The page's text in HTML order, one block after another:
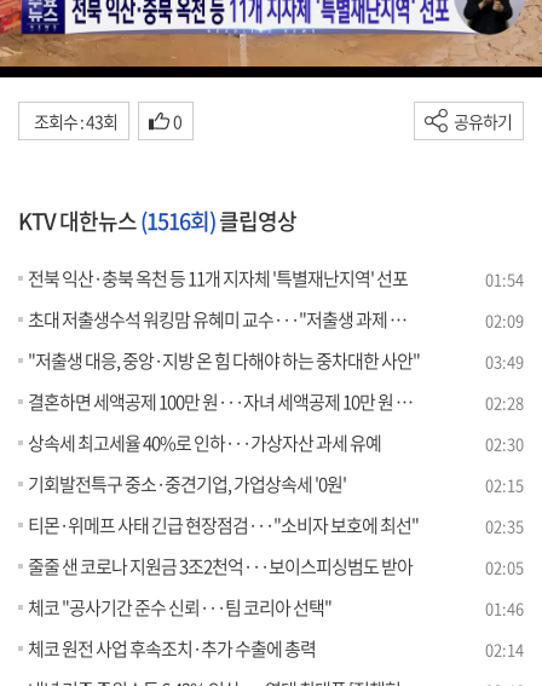
조회수 : 43회 0 공유하기
KTV 대한뉴스(1516회)클립영상
전북 익산·충북 옥천 등 11개 지자체 '특별재난지역' 선포 01:54
초대 저출생수석 워킹맘 유혜미 교수···"저출생 과제 과감히 발굴" 02:09
"저출생 대응, 중앙·지방 온 힘 다해야 하는 중차대한 사안" 03:49
결혼하면 세액공제 100만 원···자녀 세액공제 10만 원 인상 02:28
상속세 최고세율 40%로 인하···가상자산 과세 유예 02:30
기회발전특구 중소·중견기업, 가업상속세 '0원' 02:15
티몬·위메프 사태 긴급 현장점검···"소비자 보호에 최선" 02:35
줄줄 샌 코로나 지원금 3조2천억···보이스피싱범도 받아 02:05
체코 "공사기간 준수 신뢰···팀 코리아 선택" 01:46
체코 원전 사업 후속조치·추가 수출에 총력 02:14